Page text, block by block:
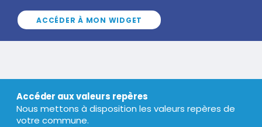
ACCÉDER À MON WIDGET
Titre
Accéder aux valeurs repères
Texte
Nous mettons à disposition les valeurs repères de
votre commune.